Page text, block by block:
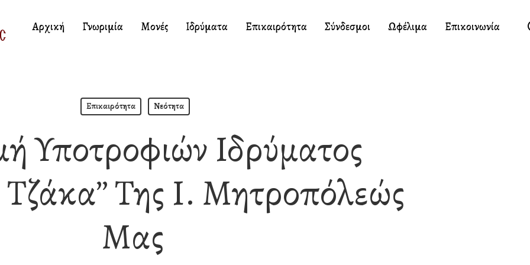
Αρχική Γνωριμία Μονές Ιδρύματα Επικαιρότητα Σύνδεσμοι Ωφέλιμα Επικοινωνία
Επικαιρότητα Νεότητα
Υποτροφιών Ιδρύματος
Τζάκα’’ Της Ι. Μητροπόλεώς
Μας